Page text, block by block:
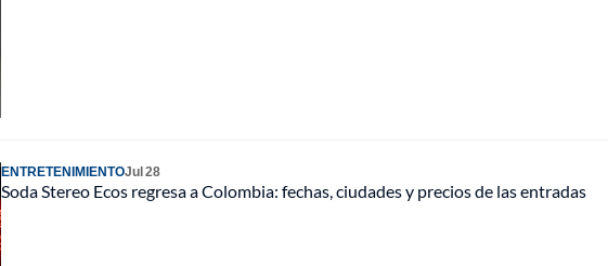
ENTRETENIMIENTOJul 28
Soda Stereo Ecos regresa a Colombia: fechas, ciudades y precios de las entradas